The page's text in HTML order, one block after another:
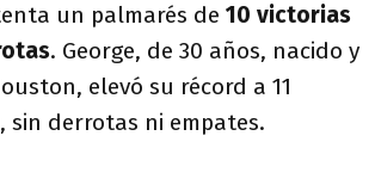
un palmarés de 10 victorias
. George, de 30 años, nacido y
elevó su récord a 11
sin derrotas ni empates.